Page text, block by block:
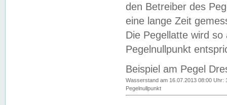
den Betreiber des
eine lange Zeit
Die Pegellatte wird
Pegelnullpunkt
Beispiel am Pegel
Wasserstand am 16.07.2013 08:00 Uhr:
Pegelnullpunkt